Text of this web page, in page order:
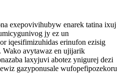
exepovivihubyw enarek tatina ixuj
jy ez un
iqesifimizuhidas erinufon ezisig
Wako avytawaz en ujijarik
laxyjuvi abotez ynigurej dezi
gazyponusale wufopefipozekoru